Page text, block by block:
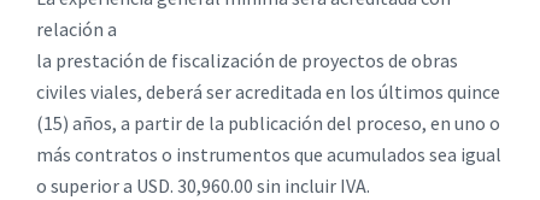
relación a
la prestación de fiscalización de proyectos de obras
civiles viales, deberá ser acreditada en los últimos quince
(15) años, a partir de la publicación del proceso, en uno o
más contratos o instrumentos que acumulados sea igual
o superior a USD. 30,960.00 sin incluir IVA.